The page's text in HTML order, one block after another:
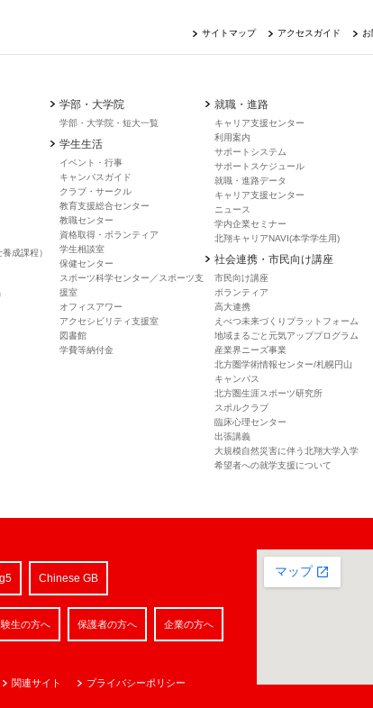
サイトマップ アクセスガイド
成課程）
学部・大学院
学部・大学院・短大一覧
学生生活
イベント・行事
キャンバスガイド
クラブ・サークル
教育支援総合センター
教職センター
資格取得・ボランティア
学生相談室
保健センター
スポーツ科学センター／スポーツ支
援室
オフィスアワー
アクセシビリティ支援室
図書館
学費等納付金
就職・進路
キャリア支援センター
利用案内
サポートシステム
サポートスケジュール
就職・進路データ
キャリア支援センター
ニュース
学内企業セミナー
北翔キャリアNAVI(本学学生用)
社会連携・市民向け講座
市民向け講座
ボランティア
高大連携
えべつ未来づくりプラットフォーム
地域まるごと元気アッププログラム
産業界ニーズ事業
北方圏学術情報センター/札幌円山
キャンパス
北方圏生涯スポーツ研究所
スポルクラブ
臨床心理センター
出張講義
大規模自然災害に伴う北翔大学入学
希望者への就学支援について
Chinese GB
生の方へ 保護者の方へ 企業の方へ
関連サイト プライバシーポリシー